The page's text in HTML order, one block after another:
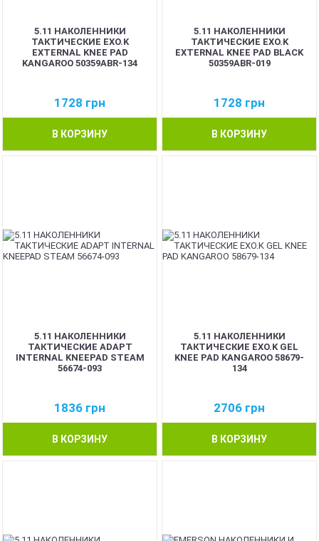
5.11 НАКОЛЕННИКИ
ТАКТИЧЕСКИЕ EXO.K
EXTERNAL KNEE PAD
KANGAROO 50359ABR-134
1728 грн
В КОРЗИНУ
5.11 НАКОЛЕННИКИ
ТАКТИЧЕСКИЕ EXO.K
EXTERNAL KNEE PAD BLACK
50359ABR-019
1728 грн
В КОРЗИНУ
5.11 НАКОЛЕННИКИ
ТАКТИЧЕСКИЕ ADAPT
INTERNAL KNEEPAD STEAM
56674-093
1836 грн
В КОРЗИНУ
5.11 НАКОЛЕННИКИ
ТАКТИЧЕСКИЕ EXO.K GEL
KNEE PAD KANGAROO 58679-
134
2706 грн
В КОРЗИНУ